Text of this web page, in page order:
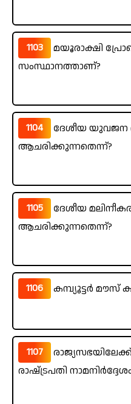
1103
മയൂരാക്ഷി
സംസ്ഥാനത്താണ്?
1104
ദേശീയ യുവജന
ആചരിക്കുന്നതെന്ന്?
1105
ദേശീയ
ആചരിക്കുന്നതെന്ന്?
1106 കമ്പ്യൂട്ടർ മൗസ്
1107
രാഷ്‌ട്രപതി